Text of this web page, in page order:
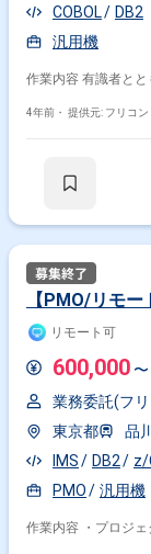
COBOL
DB2
汎用機
作業内容 有識者とと
4年前・ 提供元: フリコン
【PMO/リモ
リモート可
600,000 〜
業務委託(フ
東京都
品
IMS
DB2
z/
PMO
汎用機
作業内容 ・プロジ